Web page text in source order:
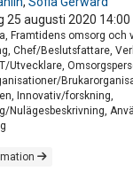
25 augusti 2020 14:00
Framtidens omsorg och
Chef/Beslutsfattare,
Utvecklare,
Innovativ/forskning,
Nulägesbeskrivning,